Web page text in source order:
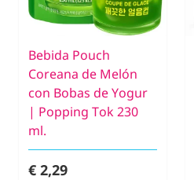
Bebida Pouch
Coreana de Melón
con Bobas de Yogur
| Popping Tok 230
ml.
€ 2,29